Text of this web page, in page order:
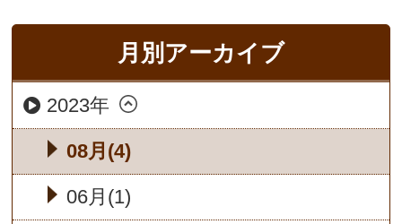
月別アーカイブ
2023年
08月(4)
06月(1)